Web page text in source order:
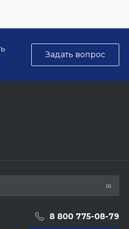
Задать вопрос
8 800 775-08-79